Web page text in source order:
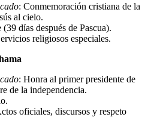
: Conmemoración cristiana de la
al cielo.
(39 días después de Pascua).
religiosos especiales.
: Honra al primer presidente de
de la independencia.
oficiales, discursos y respeto